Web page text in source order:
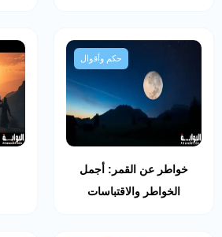
حكم وأقوال
خواطر عن القمر: أجمل
الخواطر والاقتباسات